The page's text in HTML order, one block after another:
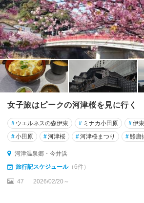
河
津
温
泉
郷
・
今
井
浜
伊
豆
土
肥
女子旅はピークの河津桜を見に行く
# ウエルネスの森伊東 # ミナカ小田原 #伊
#小田原 #河津桜 #河津桜まつり #鯵唐
河津温泉郷・今井浜
旅行記スケジュール（6件）
47 2026/02/20～